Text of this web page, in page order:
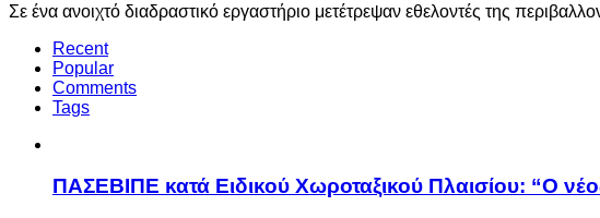
Σε ένα ανοιχτό διαδραστικό εργαστήριο μετέτρεψαν εθελοντές της
Recent
Popular
Comments
Tags
ΠΑΣΕΒΙΠΕ κατά Ειδικού Χωροταξικού Πλαισίου: “Ο